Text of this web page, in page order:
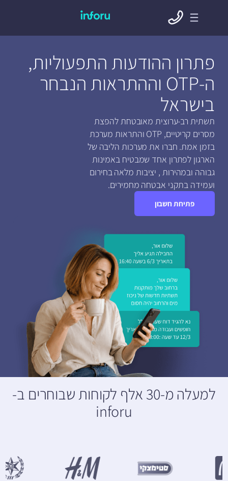
פתרון ההודעות התפעוליות,
ה-OTP וההתראות הנבחר
בישראל
תשתית רב-ערוצית מאובטחת להפצת
מסרים קריטיים, OTP והתראות מערכת
בזמן אמת. חברו את מערכות הליבה של
הארגון לפתרון אחד שמבטיח באמינות
גבוהה ובמהירות , יציבות מלאה בחירום
ועמידה בתקני אבטחה מחמירים.
פתיחת חשבון
למעלה מ-30 אלף לקוחות שבוחרים ב-
inforu